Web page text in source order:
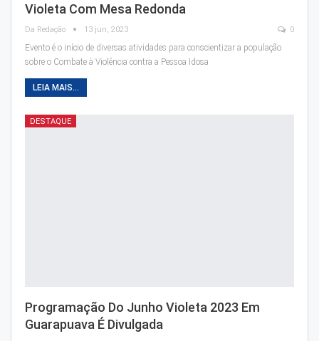
Violeta Com Mesa Redonda
Da Redação 13 jun, 2023 0
Evento é o início de diversas atividades para conscientizar a população
sobre o Combate à Violência contra a Pessoa Idosa
LEIA MAIS...
DESTAQUE
Programação Do Junho Violeta 2023 Em
Guarapuava É Divulgada